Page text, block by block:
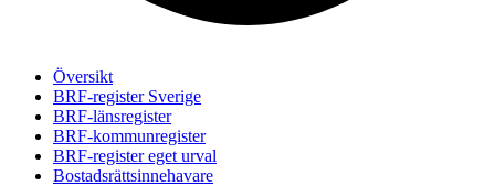
Översikt
BRF-register Sverige
BRF-länsregister
BRF-kommunregister
BRF-register eget urval
Bostadsrättsinnehavare